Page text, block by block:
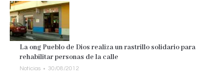
La ong Pueblo de Dios realiza un rastrillo solidario para
rehabilitar personas de la calle
Noticias 30/08/2012